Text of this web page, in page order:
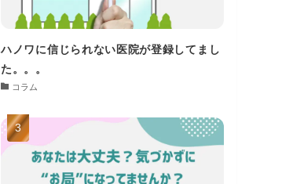
ハノワに信じられない医院が登録してまし
た。。。
コラム